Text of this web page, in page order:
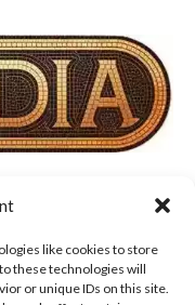
like cookies to store
these technologies will
or unique IDs on this site.
ΑΠΟΡΡΗΤΟΥ
ΕΠΙΚΟΙΝΩΝΙΑ